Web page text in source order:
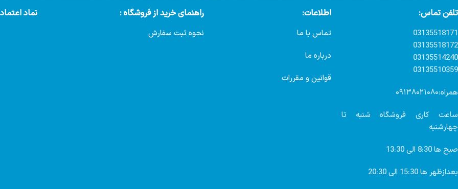
تلفن تماس:
03135518171
03135518172
03135514240
03135510359
همراه:۰۹۱۳۸۰۲۱۰۸۰
ساعت کاری فروشگاه شنبه تا
چهارشنبه
صبح ها 8:30 الی 13:30
بعدازظهر ها 15:30 الی 20:30
اطلاعات:
تماس با ما
درباره ما
قوانین و مقررات
راهنمای خرید از فروشگاه :
نحوه ثبت سفارش
نماد اعتماد